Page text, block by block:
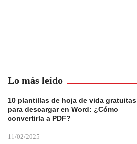
Lo más leído
10 plantillas de hoja de vida gratuitas
para descargar en Word: ¿Cómo
convertirla a PDF?
11/02/2025